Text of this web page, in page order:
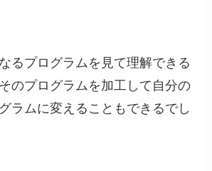
るプログラムを見て理解できる
のプログラムを加工して自分の
ラムに変えることもできるでし